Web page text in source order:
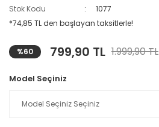
Stok Kodu
1077
*74,85 TL den başlayan taksitlerle!
%60 799,90 TL 1.999,90 TL
Model Seçiniz